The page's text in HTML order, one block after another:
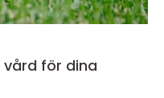
vård för dina